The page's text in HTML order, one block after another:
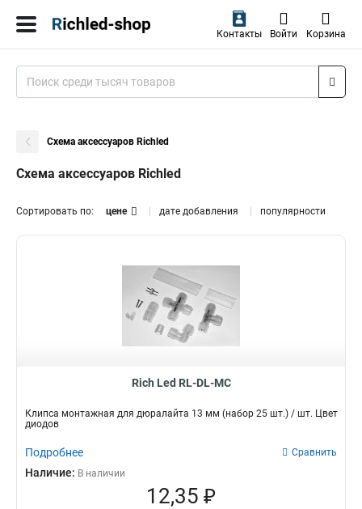
Контакты Войти Корзина
Схема аксессуаров Richled
Схема аксессуаров Richled
Сортировать по: цене дате добавления популярности
Rich Led RL-DL-MC
Клипса монтажная для дюралайта 13 мм (набор 25 шт.) / шт. Цвет
диодов
Подробнее Сравнить
Наличие: В наличии
12,35 ₽